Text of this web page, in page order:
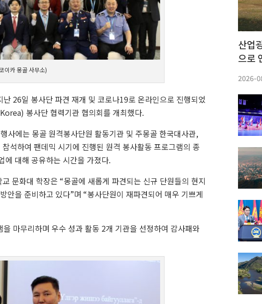
이카 몽골 사무소)
26일 봉사단 파견 재개 및 코로나19로 온라인으로 진행되었
봉사단 협력기관 협의회를 개최했다.
사에는 몽골 원격봉사단원 활동기관 및 주몽골 한국대사관,
석하여 팬데믹 시기에 진행된 원격 봉사활동 프로그램의 종
에 대해 공유하는 시간을 가졌다.
화대 학장은 “몽골에 새롭게 파견되는 신규 단원들의 현지
안을 준비하고 있다”며 “봉사단원이 재파견되어 매우 기쁘게
마무리하며 우수 성과 활동 2개 기관을 선정하여 감사패와
산업
으로
2026-